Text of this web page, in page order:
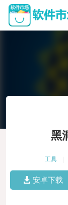
黑
工具
安卓下载